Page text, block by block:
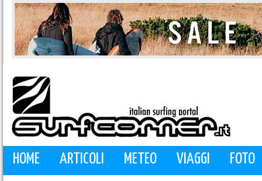
HOME ARTICOLI METEO VIAGGI FOTO